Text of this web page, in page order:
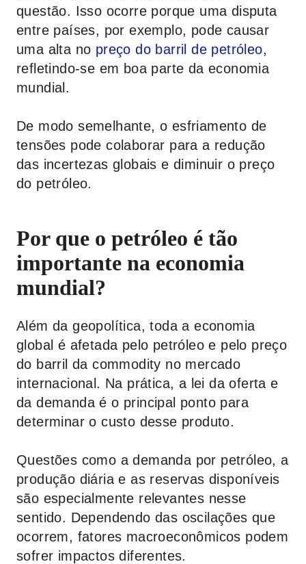
questão. Isso ocorre porque uma disputa
entre países, por exemplo, pode causar
uma alta no preço do barril de petróleo,
refletindo-se em boa parte da economia
mundial.
De modo semelhante, o esfriamento de
tensões pode colaborar para a redução
das incertezas globais e diminuir o preço
do petróleo.
Por que o petróleo é tão
importante na economia
mundial?
Além da geopolítica, toda a economia
global é afetada pelo petróleo e pelo preço
do barril da commodity no mercado
internacional. Na prática, a lei da oferta e
da demanda é o principal ponto para
determinar o custo desse produto.
Questões como a demanda por petróleo, a
produção diária e as reservas disponíveis
são especialmente relevantes nesse
sentido. Dependendo das oscilações que
ocorrem, fatores macroeconômicos podem
sofrer impactos diferentes.